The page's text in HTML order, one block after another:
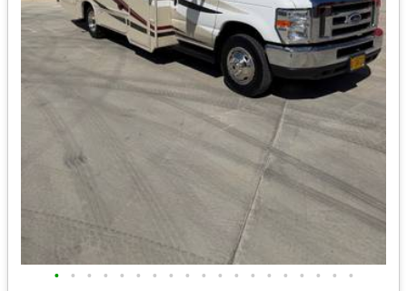
• • • • • • • • • • • • • • • • • • •